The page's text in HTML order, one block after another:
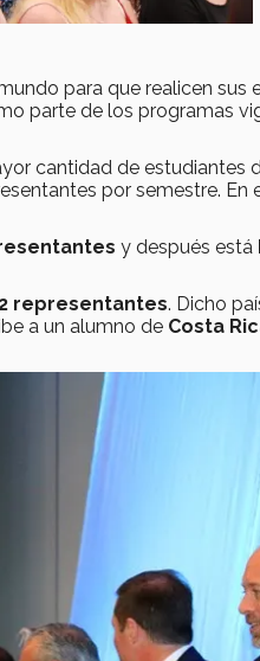
para que realicen sus
parte de los programas
cantidad de estudiantes
por semestre. En
y después está
representantes. Dicho
a un alumno de Costa